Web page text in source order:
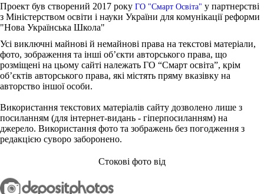
Проект був створений 2017 року ГО "Смарт Освіта" у партнерстві
з Міністерством освіти і науки України для комунікації реформи
"Нова Українська Школа"
Усі виключні майнові й немайнові права на текстові матеріали,
фото, зображення та інші об’єкти авторського права, що
розміщені на цьому сайті належать ГО “Смарт освіта”, крім
об’єктів авторського права, які містять пряму вказівку на
авторство іншої особи.
Використання текстових матеріалів сайту дозволено лише з
посиланням (для інтернет-видань - гіперпосиланням) на
джерело. Використання фото та зображень без погодження з
редакцією суворо заборонено.
Стокові фото від